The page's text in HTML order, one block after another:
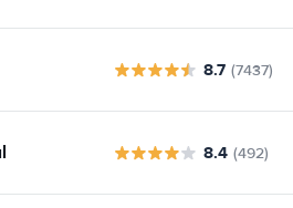
8.7 (7437)
8.4 (492)